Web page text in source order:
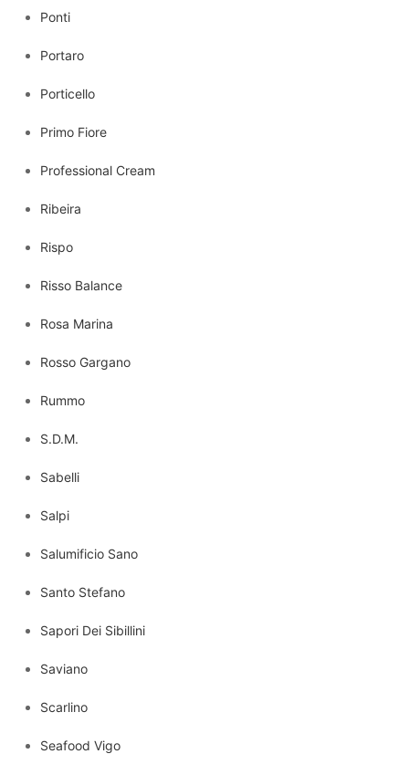
Ponti
Portaro
Porticello
Primo Fiore
Professional Cream
Ribeira
Rispo
Risso Balance
Rosa Marina
Rosso Gargano
Rummo
S.D.M.
Sabelli
Salpi
Salumificio Sano
Santo Stefano
Sapori Dei Sibillini
Saviano
Scarlino
Seafood Vigo